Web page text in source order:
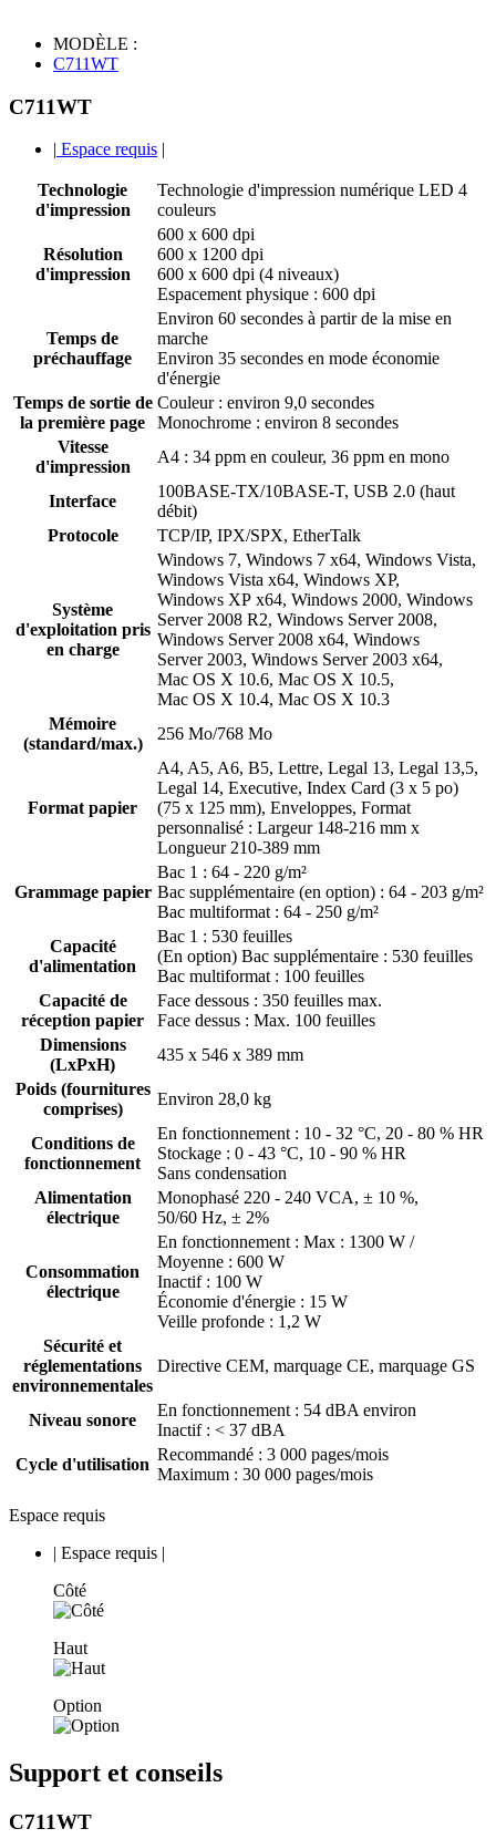
MODÈLE :
C711WT
C711WT
| Espace requis |
Technologie
d'impression
Technologie d'impression numérique LED 4
couleurs
Résolution
d'impression
600 x 600 dpi
600 x 1200 dpi
600 x 600 dpi (4 niveaux)
Espacement physique : 600 dpi
Temps de
préchauffage
Environ 60 secondes à partir de la mise en
marche
Environ 35 secondes en mode économie
d'énergie
Temps de sortie de
la première page
Couleur : environ 9,0 secondes
Monochrome : environ 8 secondes
Vitesse
d'impression
A4 : 34 ppm en couleur, 36 ppm en mono
Interface
100BASE-TX/10BASE-T, USB 2.0 (haut
débit)
Protocole
TCP/IP, IPX/SPX, EtherTalk
Système
d'exploitation pris
en charge
Windows 7, Windows 7 x64, Windows Vista,
Windows Vista x64, Windows XP,
Windows XP x64, Windows 2000, Windows
Server 2008 R2, Windows Server 2008,
Windows Server 2008 x64, Windows
Server 2003, Windows Server 2003 x64,
Mac OS X 10.6, Mac OS X 10.5,
Mac OS X 10.4, Mac OS X 10.3
Mémoire
(standard/max.)
256 Mo/768 Mo
Format papier
A4, A5, A6, B5, Lettre, Legal 13, Legal 13,5,
Legal 14, Executive, Index Card (3 x 5 po)
(75 x 125 mm), Enveloppes, Format
personnalisé : Largeur 148-216 mm x
Longueur 210-389 mm
Grammage papier
Bac 1 : 64 - 220 g/m²
Bac supplémentaire (en option) : 64 - 203 g/m²
Bac multiformat : 64 - 250 g/m²
Capacité
d'alimentation
Bac 1 : 530 feuilles
(En option) Bac supplémentaire : 530 feuilles
Bac multiformat : 100 feuilles
Capacité de
réception papier
Face dessous : 350 feuilles max.
Face dessus : Max. 100 feuilles
Dimensions
(LxPxH)
435 x 546 x 389 mm
Poids (fournitures
comprises)
Environ 28,0 kg
Conditions de
fonctionnement
En fonctionnement : 10 - 32 °C, 20 - 80 % HR
Stockage : 0 - 43 °C, 10 - 90 % HR
Sans condensation
Alimentation
électrique
Monophasé 220 - 240 VCA, ± 10 %,
50/60 Hz, ± 2%
Consommation
électrique
En fonctionnement : Max : 1300 W /
Moyenne : 600 W
Inactif : 100 W
Économie d'énergie : 15 W
Veille profonde : 1,2 W
Sécurité et
réglementations
environnementales
Directive CEM, marquage CE, marquage GS
Niveau sonore
En fonctionnement : 54 dBA environ
Inactif : < 37 dBA
Cycle d'utilisation
Recommandé : 3 000 pages/mois
Maximum : 30 000 pages/mois
Espace requis
| Espace requis |
Côté
Haut
Option
Support et conseils
C711WT